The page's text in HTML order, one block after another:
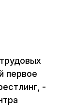
первое
-